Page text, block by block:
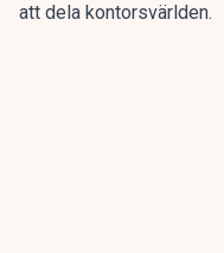
att dela kontorsvärlden.